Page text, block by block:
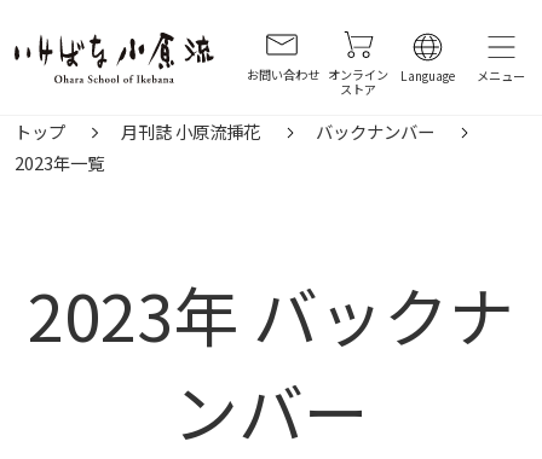
お問い合わせ オンライン
ストア
Language
トップ 月刊誌 小原流挿花
バックナンバー
2023年一覧
2023年 バックナ
ンバー